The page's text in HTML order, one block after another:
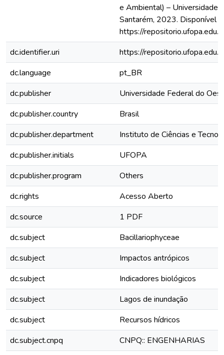
e Ambiental) – Universidade
Santarém, 2023. Disponível
https://
dc.identifier.uri
https://
dc.language
pt_BR
dc.publisher
Universidade Federal do
dc.publisher.country
Brasil
dc.publisher.department
Instituto de Ciências e
dc.publisher.initials
UFOPA
dc.publisher.program
Others
dc.rights
Acesso Aberto
dc.source
1 PDF
dc.subject
Bacillariophyceae
dc.subject
Impactos antrópicos
dc.subject
Indicadores biológicos
dc.subject
Lagos de inundação
dc.subject
Recursos hídricos
dc.subject.cnpq
CNPQ:: ENGENHARIAS